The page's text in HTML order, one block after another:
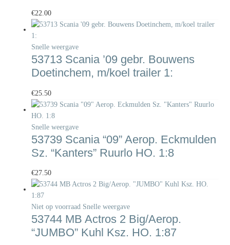
€22.00
Snelle weergave
53713 Scania ’09 gebr. Bouwens
Doetinchem, m/koel trailer 1:
€25.50
Snelle weergave
53739 Scania “09” Aerop. Eckmulden
Sz. “Kanters” Ruurlo HO. 1:8
€27.50
Niet op voorraad Snelle weergave
53744 MB Actros 2 Big/Aerop.
“JUMBO” Kuhl Ksz. HO. 1:87